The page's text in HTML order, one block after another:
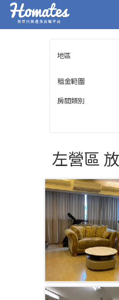
新世代房產及合租平台
地區
租金範圍
房間類別
左營區